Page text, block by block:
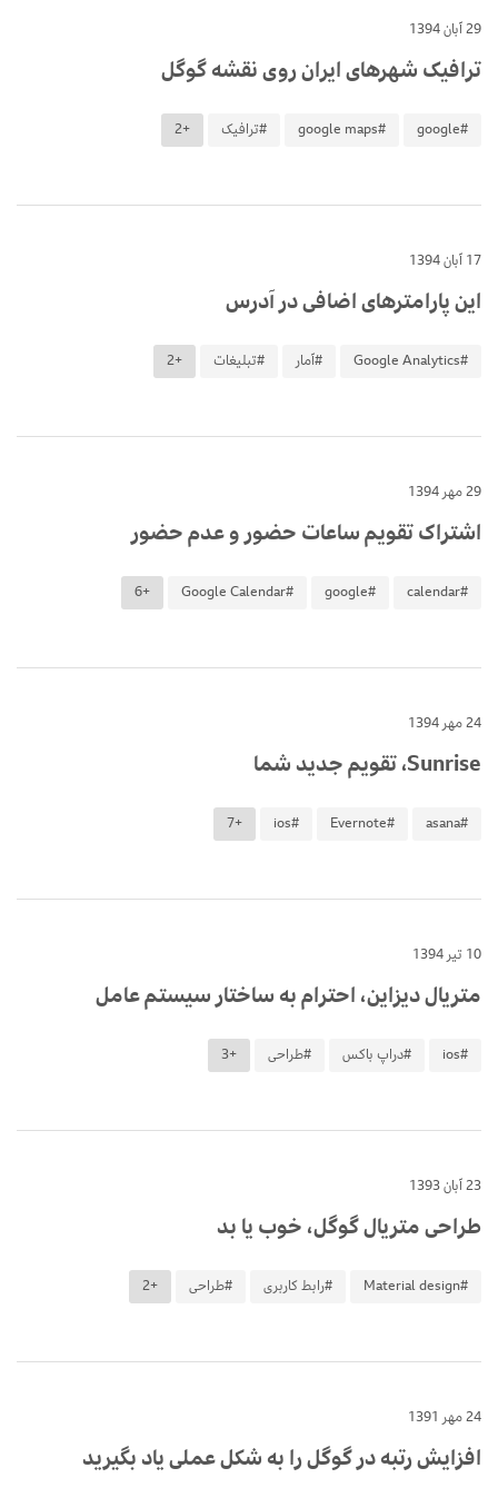
29 آبان 1394
ترافیک شهرهای ایران روی نقشه گوگل
#google
#google maps #ترافیک +2
17 آبان 1394
این پارامترهای اضافی در آدرس
#Google Analytics #آمار #تبلیغات +2
29 مهر 1394
اشتراک تقویم ساعات حضور و عدم حضور
#calendar
#google
#Google Calendar
+6
24 مهر 1394
Sunrise، تقویم جدید شما
#asana
#Evernote
#ios
+7
10 تیر 1394
متریال دیزاین، احترام به ساختار سیستم عامل
#ios #دراپ باکس #طراحی +3
23 آبان 1393
طراحی متریال گوگل، خوب یا بد
#Material design #رابط کاربری #طراحی +2
24 مهر 1391
افزایش رتبه در گوگل را به شکل عملی یاد بگیرید